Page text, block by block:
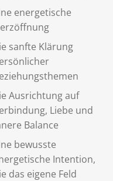
energetische
sanfte Klärung
Ausrichtung auf
Liebe und
Balance
bewusste
Intention,
das eigene Feld